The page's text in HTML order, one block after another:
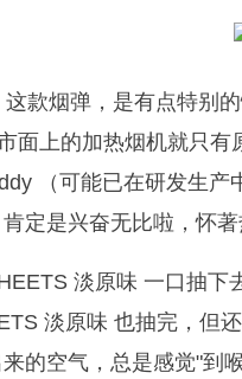
款烟弹，是有点特别
面上的加热烟机就只
（可能已在研发生
定是兴奋无比啦，怀
淡原味 一口抽
淡原味 也抽完，但
的空气，总是感觉"到